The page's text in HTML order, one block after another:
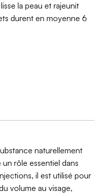
la peau et rajeunit
durent en moyenne 6
naturellement
rôle essentiel dans
il est utilisé pour
volume au visage,